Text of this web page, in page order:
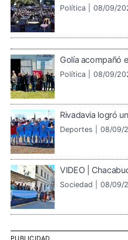
Política | 08/09/
Golía acompañó
Política | 08/09/
Rivadavia logró
Deportes | 08/09/
VIDEO |
Sociedad | 08/09/